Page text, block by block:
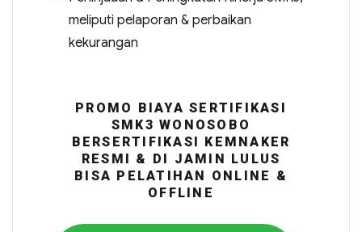
meliputi pelaporan & perbaikan
kekurangan
PROMO BIAYA SERTIFIKASI
SMK3 WONOSOBO
BERSERTIFIKASI KEMNAKER
RESMI & DI JAMIN LULUS
BISA PELATIHAN ONLINE &
OFFLINE